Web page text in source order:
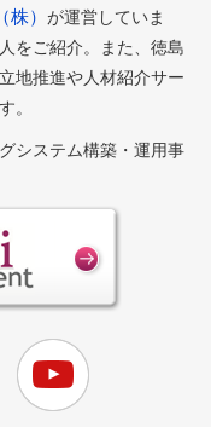
） が運営していま
をご紹介。また、徳島
地推進や人材紹介サー
。
システム構築・運用事